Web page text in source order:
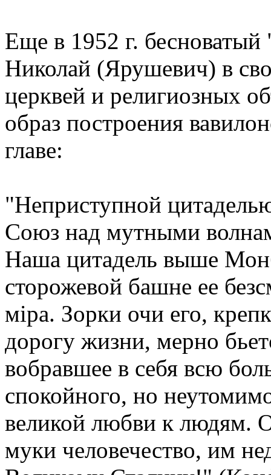
Еще в 1952 г.
Николай (Ярушевич) в
церквей и религиозных
образ построения
главе:
"Неприступной
Союз над мутными
Наша цитадель выше
сторожевой башне ее
мiра. Зорки очи его,
дорогу жизни, мерно
вобравшее в себя всю
спокойного, но
великой любви к людям.
муки человечество, им